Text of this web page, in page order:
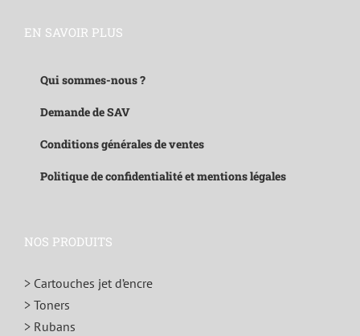
EN SAVOIR PLUS
Qui sommes-nous ?
Demande de SAV
Conditions générales de ventes
Politique de confidentialité et mentions légales
NOS PRODUITS
> Cartouches jet d’encre
> Toners
> Rubans